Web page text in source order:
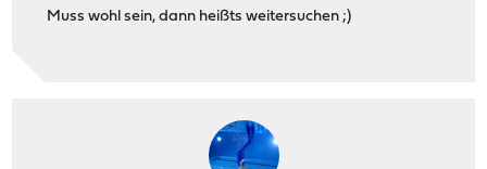
Muss wohl sein, dann heißts weitersuchen ;)